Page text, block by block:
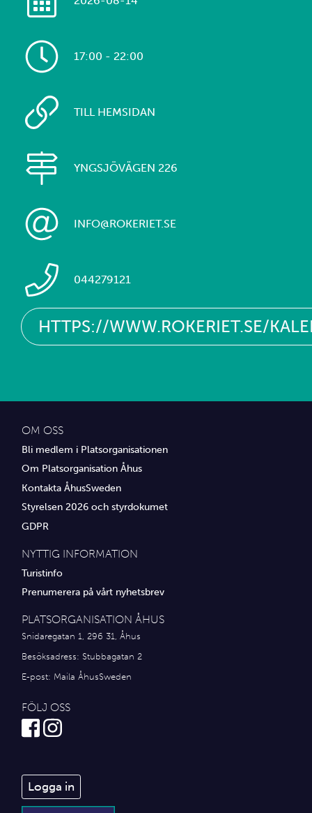
17:00 - 22:00
TILL HEMSIDAN
YNGSJÖVÄGEN 226
INFO@ROKERIET.SE
044279121
HTTPS://WWW.ROKERIET.SE/
OM OSS
Bli medlem i Platsorganisationen
Om Platsorganisation Åhus
Kontakta ÅhusSweden
Styrelsen 2026 och styrdokumet
GDPR
NYTTIG INFORMATION
Turistinfo
Prenumerera på vårt nyhetsbrev
PLATSORGANISATION ÅHUS
Snidaregatan 1, 296 31, Åhus
Besöksadress: Stubbagatan 2
E-post: Maila ÅhusSweden
FÖLJ OSS
Logga in